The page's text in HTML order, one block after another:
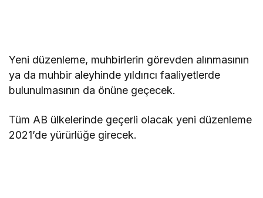
Yeni düzenleme, muhbirlerin görevden alınmasının
ya da muhbir aleyhinde yıldırıcı faaliyetlerde
bulunulmasının da önüne geçecek.
Tüm AB ülkelerinde geçerli olacak yeni düzenleme
2021’de yürürlüğe girecek.